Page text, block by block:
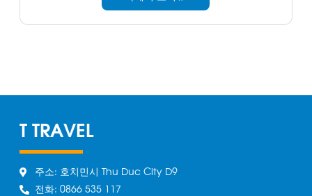
T TRAVEL
주소: 호치민시 Thu Duc City D9
전화: 0866 535 117